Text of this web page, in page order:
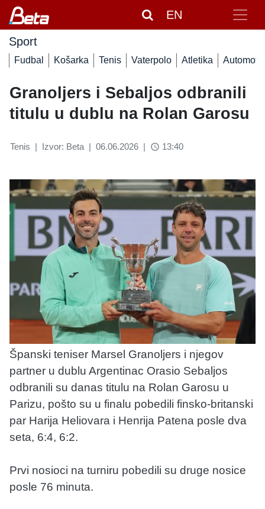
EN
Sport
Fudbal Košarka Tenis Vaterpolo Atletika Automoto
Granoljers i Sebaljos odbranili
titulu u dublu na Rolan Garosu
Tenis | Izvor: Beta | 06.06.2026 | access_time 13:40
Španski teniser Marsel Granoljers i njegov
partner u dublu Argentinac Orasio Sebaljos
odbranili su danas titulu na Rolan Garosu u
Parizu, pošto su u finalu pobedili finsko-britanski
par Harija Heliovara i Henrija Patena posle dva
seta, 6:4, 6:2.
Prvi nosioci na turniru pobedili su druge nosice
posle 76 minuta.